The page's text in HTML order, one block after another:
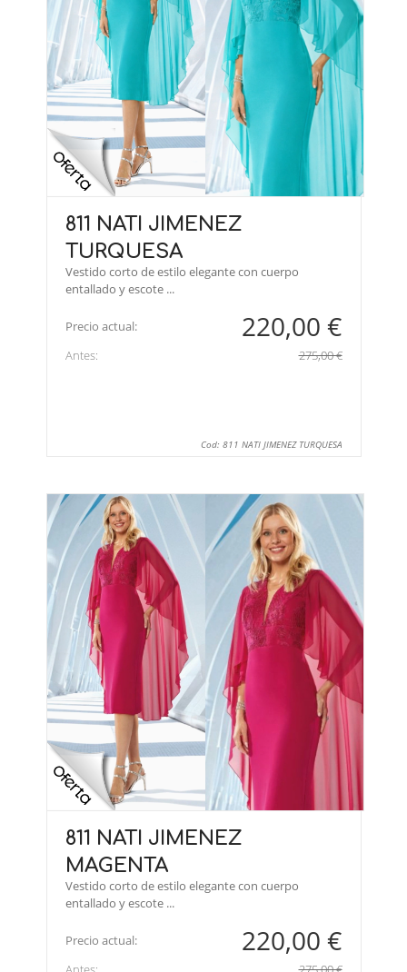
811 NATI JIMENEZ
TURQUESA
Vestido corto de estilo elegante con cuerpo
entallado y escote ...
Precio actual: 220,00 €
Antes: 275,00 €
Cod: 811 NATI JIMENEZ TURQUESA
811 NATI JIMENEZ
MAGENTA
Vestido corto de estilo elegante con cuerpo
entallado y escote ...
Precio actual: 220,00 €